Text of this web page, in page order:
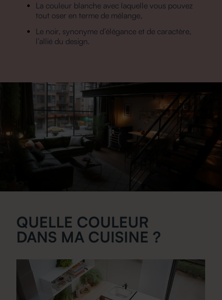
La couleur blanche avec laquelle vous pouvez
tout oser en terme de mélange,
Le noir, synonyme d’élégance et de caractère,
l’allié du design.
QUELLE COULEUR
DANS MA CUISINE ?